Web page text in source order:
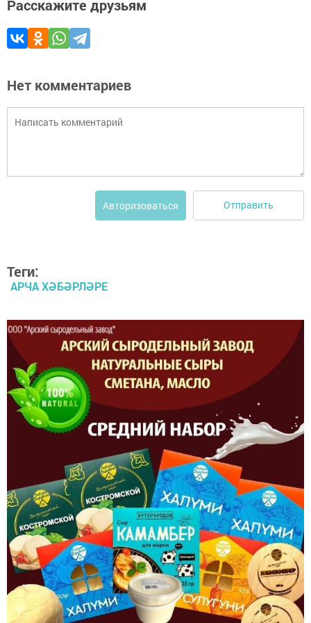
Расскажите друзьям
Нет комментариев
Авторизоваться Отправить
Теги:
АРЧА ХӘБӘРЛӘРЕ